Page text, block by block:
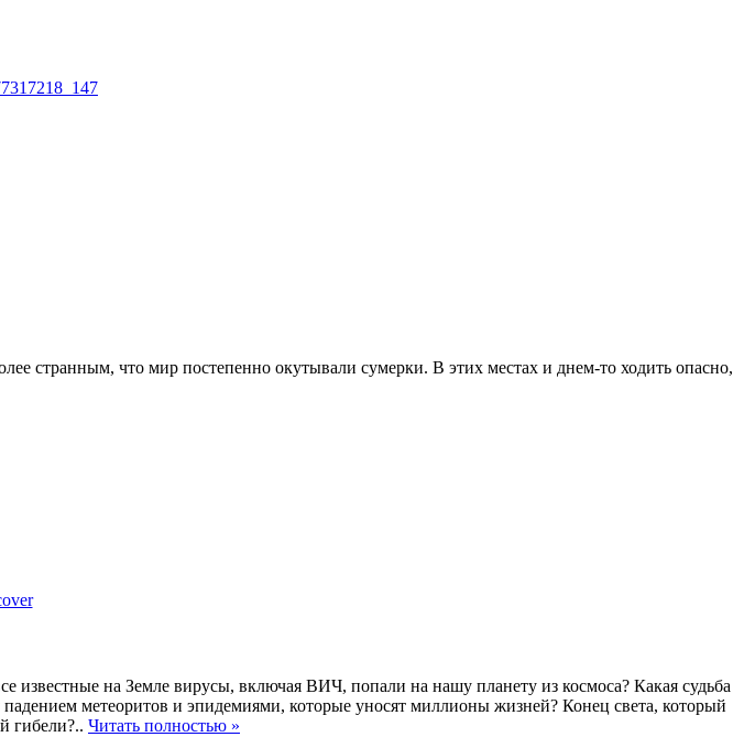
странным, что мир постепенно окутывали сумерки. В этих местах и днем-то ходить опасно,
известные на Земле вирусы, включая ВИЧ, попали на нашу планету из космоса? Какая судьба
метеоритов и эпидемиями, которые уносят миллионы жизней? Конец света, который
гибели?.. Читать полностью »